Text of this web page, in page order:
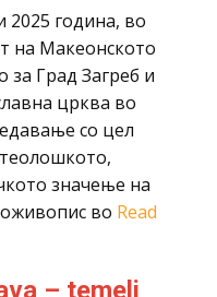
2025 година, во
на Макеонското
Град Загреб и
црква во
со цел
значење на
во Read
– temelj